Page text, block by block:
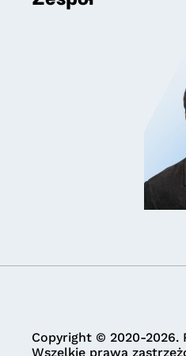
Copyright © 2020-2026.
Wszelkie prawa